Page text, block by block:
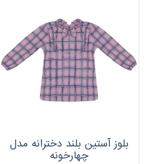
بلوز آستین بلند دخترانه مدل
چهارخونه